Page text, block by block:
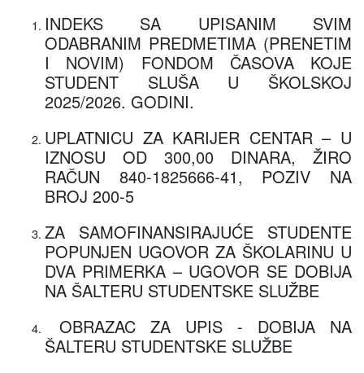
INDEKS SA UPISANIM SVIM
ODABRANIM PREDMETIMA (PRENETIM
I NOVIM) FONDOM ČASOVA KOJE
STUDENT SLUŠA U ŠKOLSKOJ
2025/2026. GODINI.
UPLATNICU ZA KARIJER CENTAR – U
IZNOSU OD 300,00 DINARA, ŽIRO
RAČUN 840-1825666-41, POZIV NA
BROJ 200-5
ZA SAMOFINANSIRAJUĆE STUDENTE
POPUNJEN UGOVOR ZA ŠKOLARINU U
DVA PRIMERKA – UGOVOR SE DOBIJA
NA ŠALTERU STUDENTSKE SLUŽBE
OBRAZAC ZA UPIS - DOBIJA NA
ŠALTERU STUDENTSKE SLUŽBE